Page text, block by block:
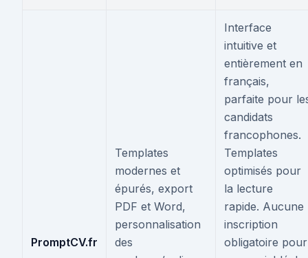
PromptCV.fr
Templates
modernes et
épurés, export
PDF et Word,
personnalisation
des
Interface
intuitive et
entièrement en
français,
parfaite pour
candidats
francophones.
Templates
optimisés pour
la lecture
rapide. Aucune
inscription
obligatoire pour